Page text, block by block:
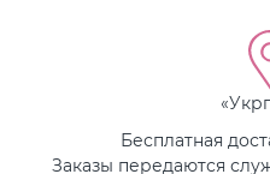
Бесплатная
Заказы передаются